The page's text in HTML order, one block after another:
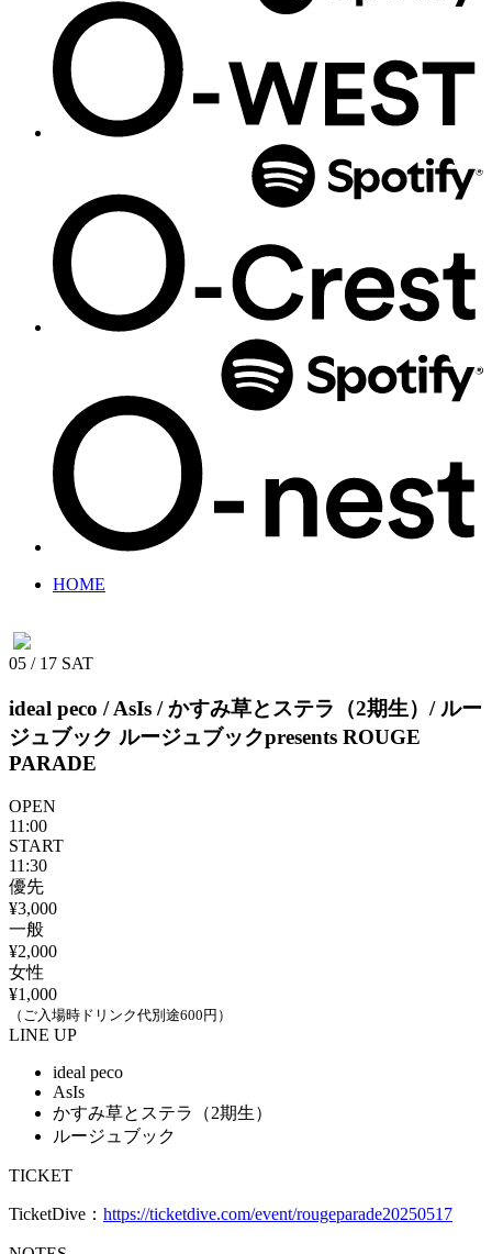
HOME
05 / 17 SAT
ideal peco / AsIs / かすみ草とステラ（2期生）/ ルー
ジュブック ルージュブックpresents ROUGE
PARADE
OPEN
11:00
START
11:30
優先
¥3,000
一般
¥2,000
女性
¥1,000
（ご入場時ドリンク代別途600円）
LINE UP
ideal peco
AsIs
かすみ草とステラ（2期生）
ルージュブック
TICKET
TicketDive： https://ticketdive.com/event/rougeparade20250517